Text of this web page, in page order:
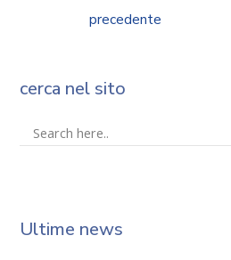
precedente
cerca nel sito
Ultime news